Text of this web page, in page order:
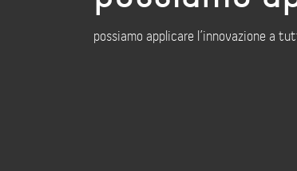
possiamo applicare l’innovazione a